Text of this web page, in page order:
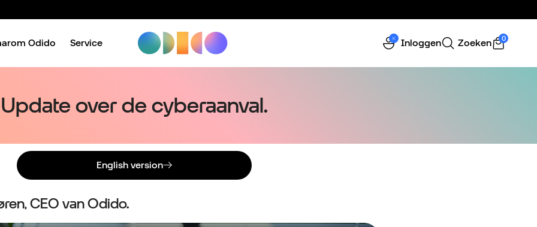
Odido Service Inloggen Zoeken 0
Update over de cyberaanval.
English version
CEO van Odido.